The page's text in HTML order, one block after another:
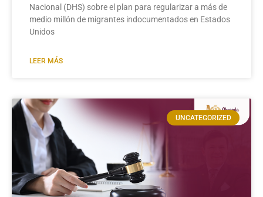
Nacional (DHS) sobre el plan para regularizar a más de
medio millón de migrantes indocumentados en Estados
Unidos
LEER MÁS
UNCATEGORIZED